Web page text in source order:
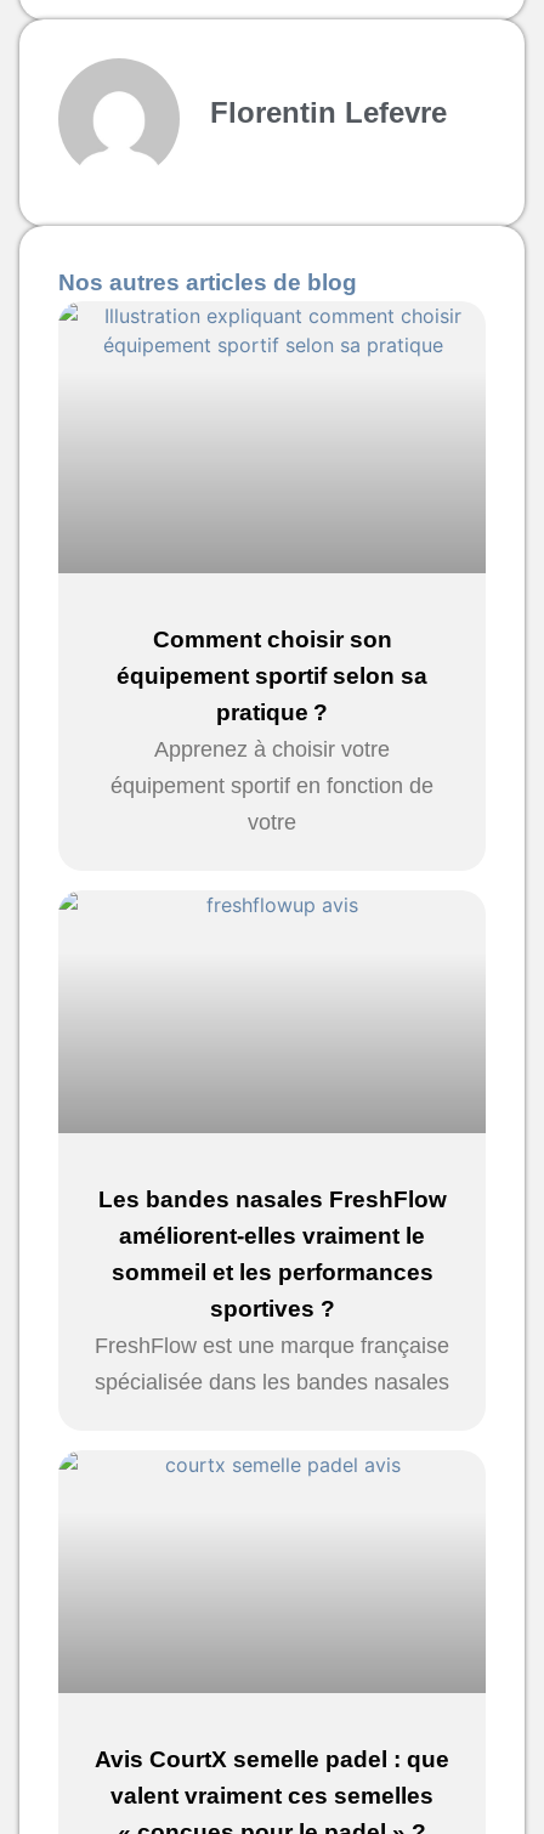
Florentin Lefevre
Nos autres articles de blog
Comment choisir son
équipement sportif selon sa
pratique ?
Apprenez à choisir votre
équipement sportif en fonction de
votre
Les bandes nasales FreshFlow
améliorent-elles vraiment le
sommeil et les performances
sportives ?
FreshFlow est une marque française
spécialisée dans les bandes nasales
Avis CourtX semelle padel : que
valent vraiment ces semelles